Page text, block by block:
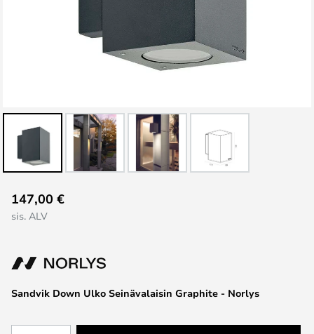
to
the
the
images
Sandvik Down Ulko Seinävalaisin Graphite - Norlys
147,00 €
sis. ALV